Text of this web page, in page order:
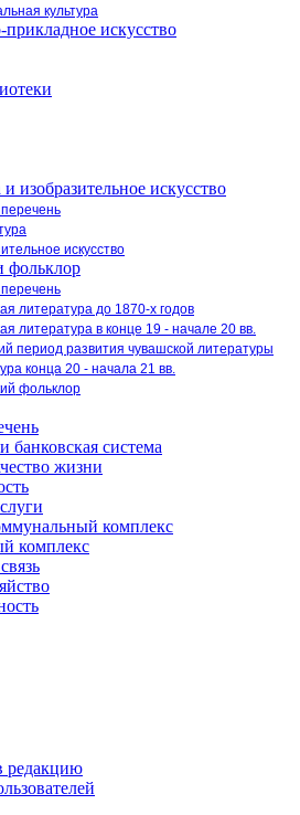
культура
прикладное искусство
изобразительное искусство
искусство
фольклор
литература до 1870-х годов
литература в конце 19 - начале 20 вв.
период развития чувашской литературы
конца 20 - начала 21 вв.
фольклор
банковская система
жизни
комплекс
комплекс
редакцию